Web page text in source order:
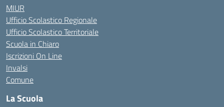
MIUR
Ufficio Scolastico Regionale
Ufficio Scolastico Territoriale
Scuola in Chiaro
Iscrizioni On Line
Invalsi
Comune
La Scuola